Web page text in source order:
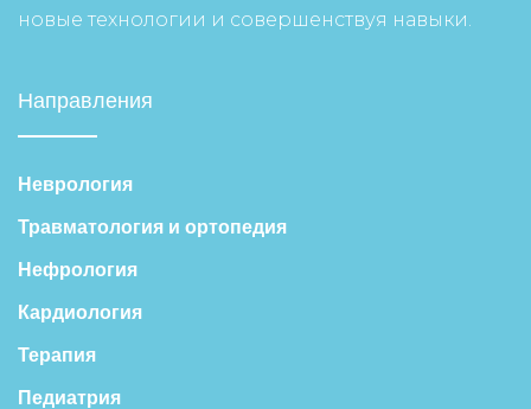
новые технологии и совершенствуя навыки.
Направления
Неврология
Травматология и ортопедия
Нефрология
Кардиология
Терапия
Педиатрия